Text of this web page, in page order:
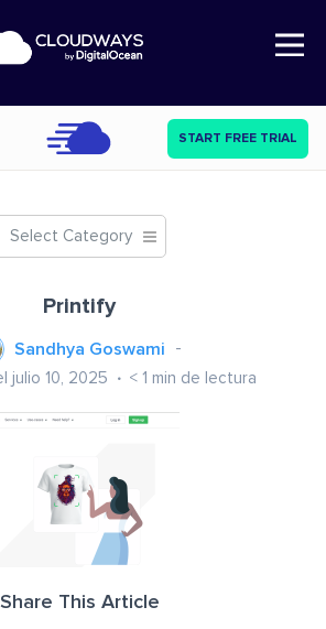
Open Nav
START FREE TRIAL
Select Category
Printify
Sandhya Goswami
julio 10, 2025 < 1 min de lectura
Share This Article